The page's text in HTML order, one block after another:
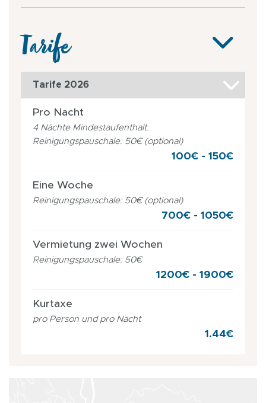
Tarife
Tarife 2026
Pro Nacht
4 Nächte Mindestaufenthalt.
Reinigungspauschale: 50€ (optional)
100€ - 150€
Eine Woche
Reinigungspauschale: 50€ (optional)
700€ - 1050€
Vermietung zwei Wochen
Reinigungspauschale: 50€
1200€ - 1900€
Kurtaxe
pro Person und pro Nacht
1.44€